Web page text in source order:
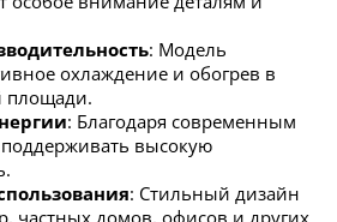
: Модель
охлаждение и обогрев в
площади.
: Благодаря современным
поддерживать высокую
: Стильный дизайн
частных домов, офисов и других